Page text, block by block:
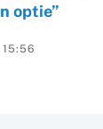
optie”
15:56